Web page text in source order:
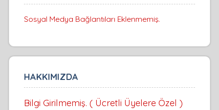
Sosyal Medya Bağlantıları Eklenmemiş.
HAKKIMIZDA
Bilgi Girilmemiş. ( Ücretli Üyelere Özel )